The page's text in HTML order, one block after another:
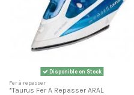
Disponible en Stock
Fer à repasser
*Taurus Fer A Repasser ARAL